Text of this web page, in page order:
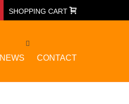
SHOPPING CART
NEWS CONTACT